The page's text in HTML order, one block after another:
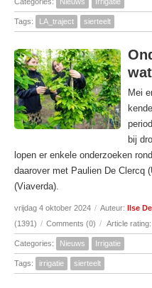
Tags: LA_traject sierteelt
Mei
bij
lopen er enkele onderzoeken
daarover met Paulien De Clercq
(Viaverda).
vrijdag 4 oktober 2024 / Auteur: Ilse
(1391) / Comments (0) / Article
Categories: Nieuws Irrigatie
Tags: irrigatie sierteelt